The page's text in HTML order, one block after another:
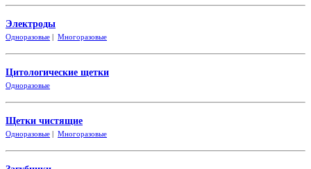
Электроды
Одноразовые | Многоразовые
Цитологические щетки
Одноразовые
Щетки чистящие
Одноразовые | Многоразовые